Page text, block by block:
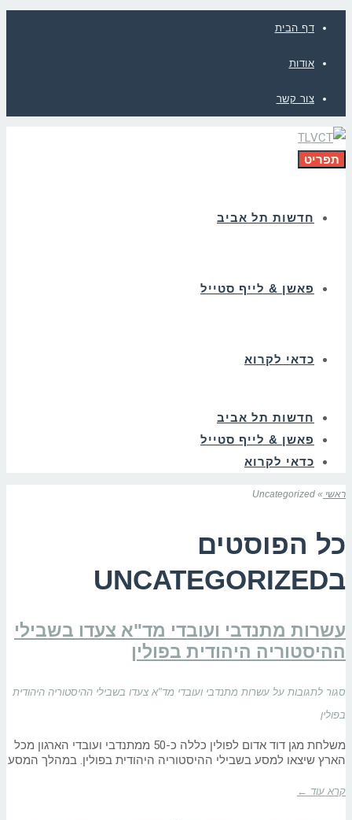
דף הבית
אודות
צור קשר
תפריט
חדשות תל אביב
פאשן & לייף סטייל
כדאי לקרוא
חדשות תל אביב
פאשן & לייף סטייל
כדאי לקרוא
ראשי »
Uncategorized
כל הפוסטים
בUNCATEGORIZED
עשרות מתנדבי ועובדי מד"א צעדו בשבילי
ההיסטוריה היהודית בפולין
סגור לתגובות על עשרות מתנדבי ועובדי מד"א צעדו בשבילי ההיסטוריה היהודית
בפולין
משלחת מגן דוד אדום לפולין כללה כ-50 ממתנדבי ועובדי הארגון מכל
הארץ שיצאו למסע בשבילי ההיסטוריה היהודית בפולין. במהלך המסע
קרא עוד ←